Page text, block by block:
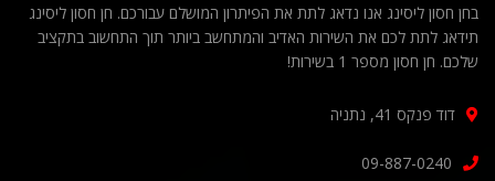
בחן חסון ליסינג אנו נדאג לתת את הפיתרון המושלם עבורכם. חן חסון ליסינג
תידאג לתת לכם את השירות האדיב והמתחשב ביותר תוך התחשוב בתקציב
שלכם. חן חסון מספר 1 בשירות!
דוד פנקס 41, נתניה
09-887-0240